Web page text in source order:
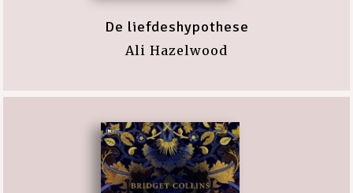
De liefdeshypothese
Ali Hazelwood